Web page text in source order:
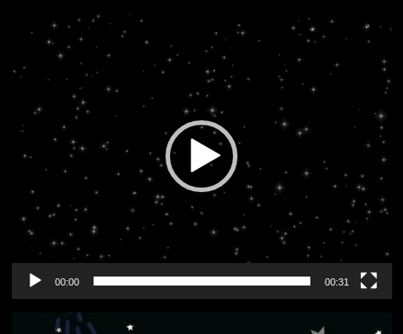
Reproductor
vídeo
00:00 00:31